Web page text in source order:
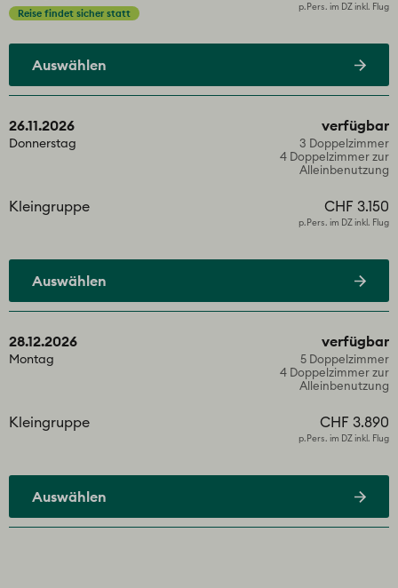
Reise findet sicher statt p.Pers. im DZ inkl. Flug
Auswählen
26.11.2026
Donnerstag
Kleingruppe
verfügbar
3 Doppelzimmer
4 Doppelzimmer zur
Alleinbenutzung
CHF 3.150
p.Pers. im DZ inkl. Flug
Auswählen
28.12.2026
Montag
Kleingruppe
verfügbar
5 Doppelzimmer
4 Doppelzimmer zur
Alleinbenutzung
CHF 3.890
p.Pers. im DZ inkl. Flug
Auswählen